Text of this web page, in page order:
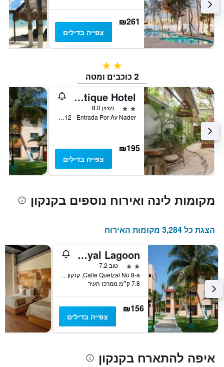
₪261
צפייה בדילים
2 כוכבים
2 כוכבים ומטה
Mezcal Boutique Hotel
2 כוכבים
מצוין 8.0
Calle Mero 12 - Entrada Por Av Nader, קנקון, מדינת קינטאנה רו, מקסיקו
₪195
צפייה בדילים
מקומות לינה ואירוח נוספים בקנקון
הצגת כל 3,284 מקומות האירוח
Grand Royal Lagoon
2 כוכבים
טוב 7.2
Calle Quetzal No 8-a, קנקון, מדינת קינטאנה רו, מקסיקו
7.8 ק״מ ממרכז העיר
₪156
צפייה בדילים
איפה להתארח בקנקון